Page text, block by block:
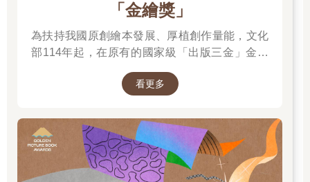
不過勝岳這一次卻遲遲沒有接電話，綺媚連續打了好幾通都被轉
入語音信箱，傳訊息也沒有回覆。
「奇怪，他今天那麼早睡嗎？」
綺媚再一次撥出電話，這次對方很快就接起來了：「喂，媽？」
「我在房間看書，怎麼了？」手機那頭的芊穗發出一陣喀吱喀吱
的聲音，綺媚知道芊穗所謂的看書其實就是看漫畫配零食。
「妳能幫我去看一下妳爸，他睡著了嗎？」
綺媚聽到芊穗發出一陣不明顯的抱怨聲，不過從腳步聲聽起來，
「金繪獎」
為扶持我國原創繪本發展、厚植創作量能，文化
部114年起，在原有的國家級「出版三金」金鼎
促進台灣圖文出版的多元發展。獎項分為「特別
「跨域應用獎」、「年度繪本獎」，以及「金繪
大獎」。
看更多